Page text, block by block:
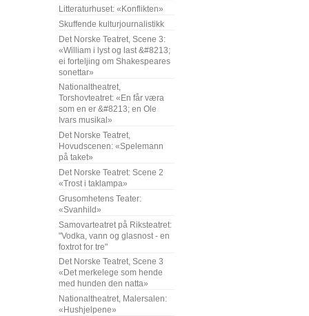
Litteraturhuset: «Konflikten»
Skuffende kulturjournalistikk
Det Norske Teatret, Scene 3:
«William i lyst og last &#8213;
ei forteljing om Shakespeares
sonettar»
Nationaltheatret,
Torshovteatret: «En får væra
som en er &#8213; en Ole
Ivars musikal»
Det Norske Teatret,
Hovudscenen: «Spelemann
på taket»
Det Norske Teatret: Scene 2
«Trost i taklampa»
Grusomhetens Teater:
«Svanhild»
Samovarteatret på Riksteatret:
"Vodka, vann og glasnost - en
foxtrot for tre"
Det Norske Teatret, Scene 3
«Det merkelege som hende
med hunden den natta»
Nationaltheatret, Malersalen:
«Hushjelpene»